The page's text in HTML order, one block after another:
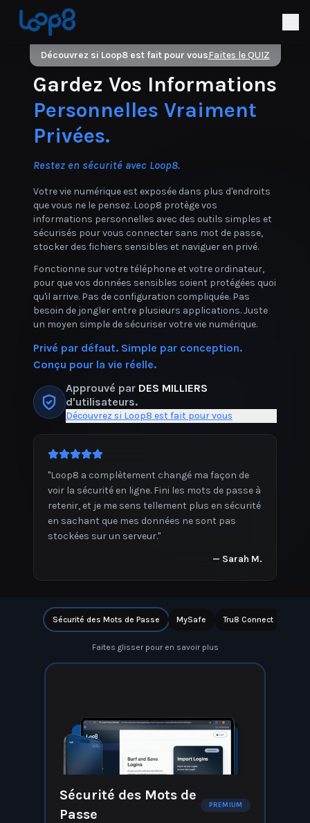
Découvrez si Loop8 est fait pour vousFaites le QUIZ
Gardez Vos Informations
Personnelles Vraiment
Privées.
Restez en sécurité avec Loop8.
Votre vie numérique est exposée dans plus d'endroits
que vous ne le pensez. Loop8 protège vos
informations personnelles avec des outils simples et
sécurisés pour vous connecter sans mot de passe,
stocker des fichiers sensibles et naviguer en privé.
Fonctionne sur votre téléphone et votre ordinateur,
pour que vos données sensibles soient protégées quoi
qu'il arrive. Pas de configuration compliquée. Pas
besoin de jongler entre plusieurs applications. Juste
un moyen simple de sécuriser votre vie numérique.
Privé par défaut. Simple par conception.
Conçu pour la vie réelle.
Approuvé par DES MILLIERS
d'utilisateurs.
Découvrez si Loop8 est fait pour vous
"Loop8 a complètement changé ma façon de
voir la sécurité en ligne. Fini les mots de passe à
retenir, et je me sens tellement plus en sécurité
en sachant que mes données ne sont pas
stockées sur un serveur."
— Sarah M.
Sécurité des Mots de Passe MySafe Tru8 Connect
Faites glisser pour en savoir plus
Sécurité des Mots de
Passe
PREMIUM